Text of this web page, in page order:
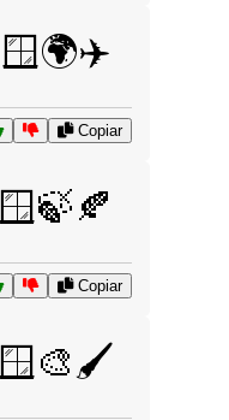
🪟🌍✈️
Copiar
🪟🍃🍂
Copiar
🪟🎨🖌️